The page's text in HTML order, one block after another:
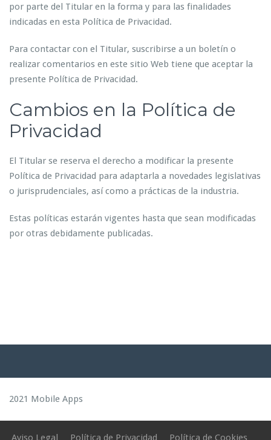
por parte del Titular en la forma y para las finalidades
indicadas en esta Política de Privacidad.
Para contactar con el Titular, suscribirse a un boletín o
realizar comentarios en este sitio Web tiene que aceptar la
presente Política de Privacidad.
Cambios en la Política de
Privacidad
El Titular se reserva el derecho a modificar la presente
Política de Privacidad para adaptarla a novedades legislativas
o jurisprudenciales, así como a prácticas de la industria.
Estas políticas estarán vigentes hasta que sean modificadas
por otras debidamente publicadas.
2021 Mobile Apps
Aviso Legal Política de Privacidad Política de Cookies